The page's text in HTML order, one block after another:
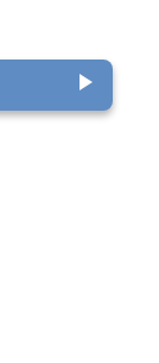
play_arrow